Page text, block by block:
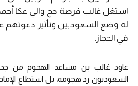
استغل غالب فرصة حج والي عكا أحمد
له وضع السعوديين وتأثير دعوتهم
في الحجاز.
عاود غالب بن مساعد الهجوم من
السعوديون رد هجومه، بل استطاع